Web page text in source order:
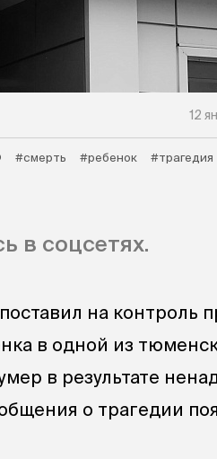
12
#смерть #ребенок #трагедия
в соцсетях.
на контроль
в одной из
в результате
о трагедии